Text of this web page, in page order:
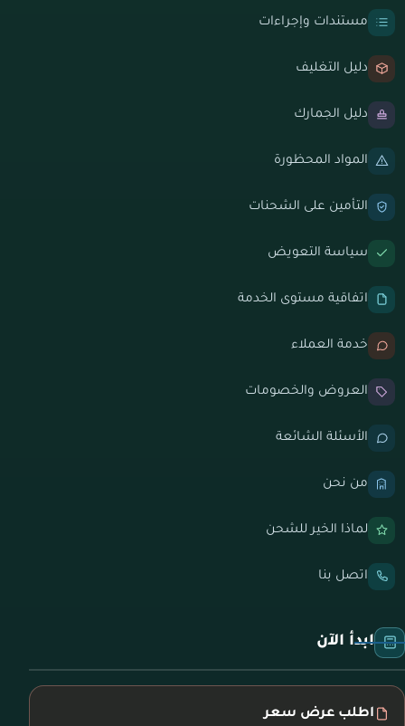
مستندات وإجراءات
دليل التغليف
دليل الجمارك
المواد المحظورة
التأمين على الشحنات
سياسة التعويض
اتفاقية مستوى الخدمة
خدمة العملاء
العروض والخصومات
الأسئلة الشائعة
من نحن
لماذا الخير للشحن
اتصل بنا
ابدأ الآن
اطلب عرض سعر